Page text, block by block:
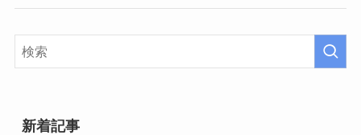
新着記事